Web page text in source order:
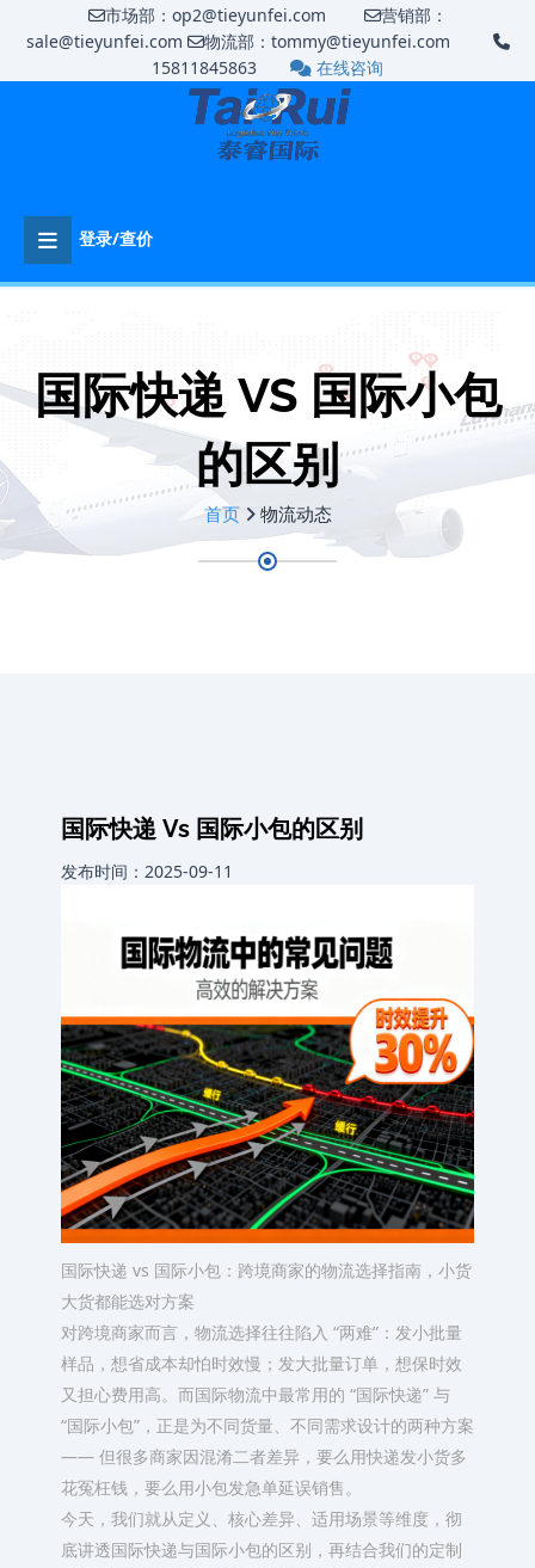
市场部：op2@tieyunfei.com
营销部：
sale@tieyunfei.com
物流部：tommy@tieyunfei.com
15811845863
在线咨询
登录/查价
国际快递 VS 国际小包
的区别
首页 物流动态
国际快递 Vs 国际小包的区别
发布时间：2025-09-11
国际快递 vs 国际小包：跨境商家的物流选择指南，小货
大货都能选对方案​
对跨境商家而言，物流选择往往陷入 “两难”：发小批量
样品，想省成本却怕时效慢；发大批量订单，想保时效
又担心费用高。而国际物流中最常用的 “国际快递” 与
“国际小包”，正是为不同货量、不同需求设计的两种方案
—— 但很多商家因混淆二者差异，要么用快递发小货多
花冤枉钱，要么用小包发急单延误销售。​
今天，我们就从定义、核心差异、适用场景等维度，彻
底讲透国际快递与国际小包的区别，再结合我们的定制